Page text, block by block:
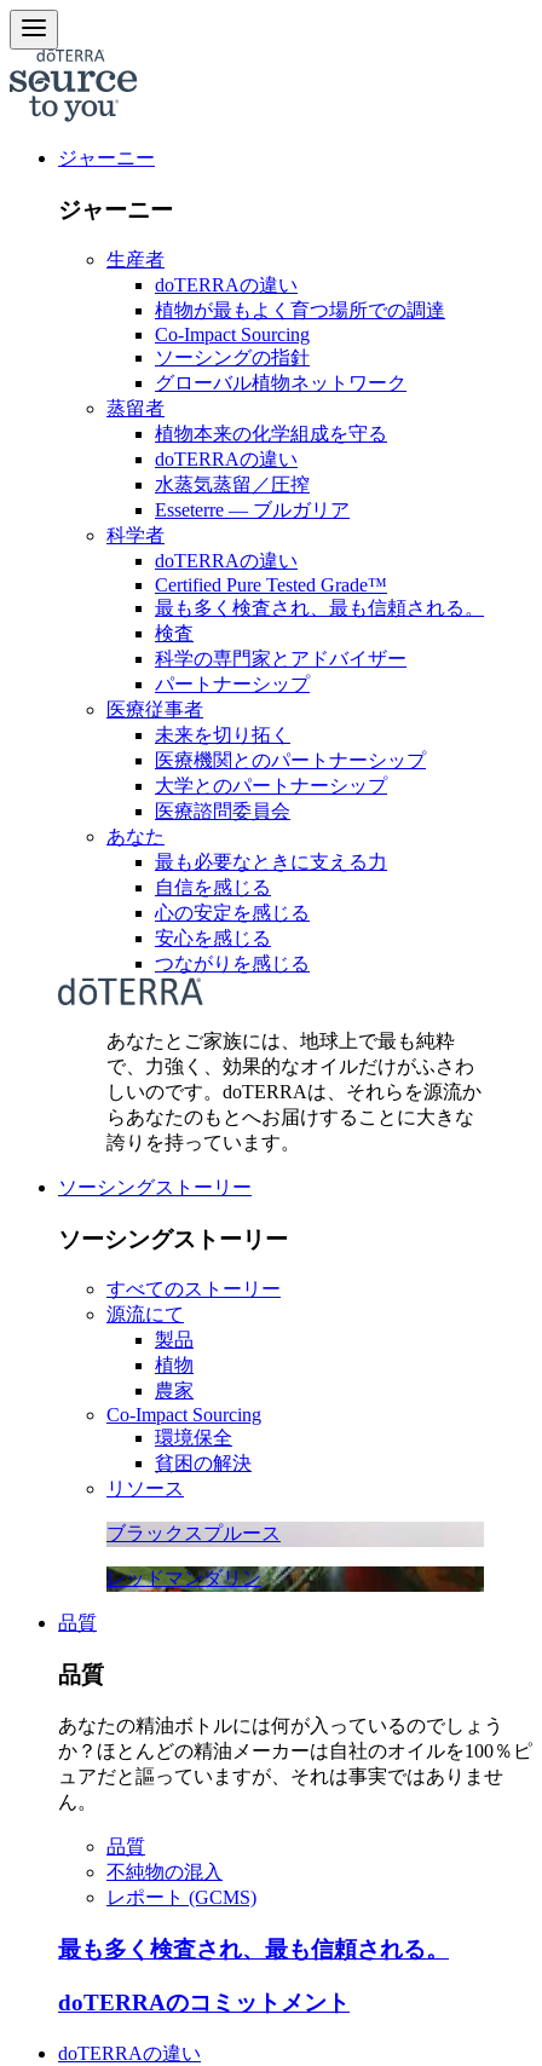
ジャーニー
ジャーニー
生産者
doTERRAの違い
植物が最もよく育つ場所での調達
Co-Impact Sourcing
ソーシングの指針
グローバル植物ネットワーク
蒸留者
植物本来の化学組成を守る
doTERRAの違い
水蒸気蒸留／圧搾
Esseterre — ブルガリア
科学者
doTERRAの違い
Certified Pure Tested Grade™
最も多く検査され、最も信頼される。
検査
科学の専門家とアドバイザー
パートナーシップ
医療従事者
未来を切り拓く
医療機関とのパートナーシップ
大学とのパートナーシップ
医療諮問委員会
あなた
最も必要なときに支える力
自信を感じる
心の安定を感じる
安心を感じる
つながりを感じる
あなたとご家族には、地球上で最も純粋
で、力強く、効果的なオイルだけがふさわ
しいのです。doTERRAは、それらを源流か
らあなたのもとへお届けすることに大きな
誇りを持っています。
ソーシングストーリー
ソーシングストーリー
すべてのストーリー
源流にて
製品
植物
農家
Co-Impact Sourcing
環境保全
貧困の解決
リソース
ブラックスプルース
レッドマンダリン
品質
品質
あなたの精油ボトルには何が入っているのでしょう
か？ほとんどの精油メーカーは自社のオイルを100％ピ
ュアだと謳っていますが、それは事実ではありませ
ん。
品質
不純物の混入
レポート (GCMS)
最も多く検査され、最も信頼される。
doTERRAのコミットメント
doTERRAの違い